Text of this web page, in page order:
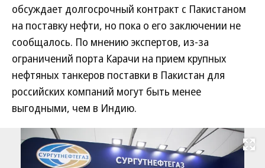
обсуждает долгосрочный контракт с Пакистаном
на поставку нефти, но пока о его заключении не
сообщалось. По мнению экспертов, из-за
ограничений порта Карачи на прием крупных
нефтяных танкеров поставки в Пакистан для
российских компаний могут быть менее
выгодными, чем в Индию.
Развернуть